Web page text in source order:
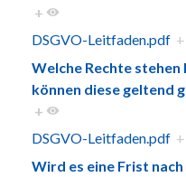
+
DSGVO-Leitfaden.pdf +
Welche Rechte
können diese geltend
+
DSGVO-Leitfaden.pdf +
Wird es eine Frist nach